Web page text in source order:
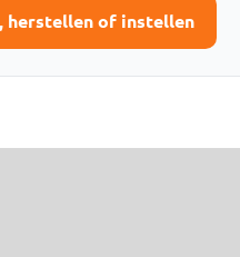
herstellen of instellen